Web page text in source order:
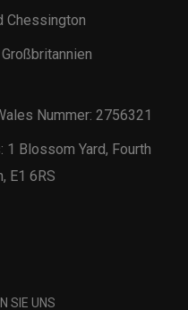
Chessington
Nummer: 2756321
Blossom Yard, Fourth
E1 6RS
SIE UNS